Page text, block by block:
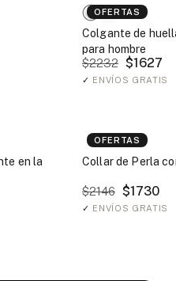
OFERTAS
Colgante de
para hombre
$2232 $1627
✓ ENVÍOS GRATIS
en la
OFERTAS
Collar de Perla
$2146 $1730
✓ ENVÍOS GRATIS